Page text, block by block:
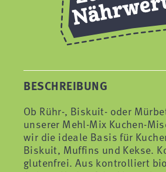
BESCHREIBUNG
Ob Rühr-, Biskuit- oder
unserer Mehl-Mix Kuchen-
wir die ideale Basis für
Biskuit, Muffins und Kekse.
glutenfrei. Aus kontrolliert